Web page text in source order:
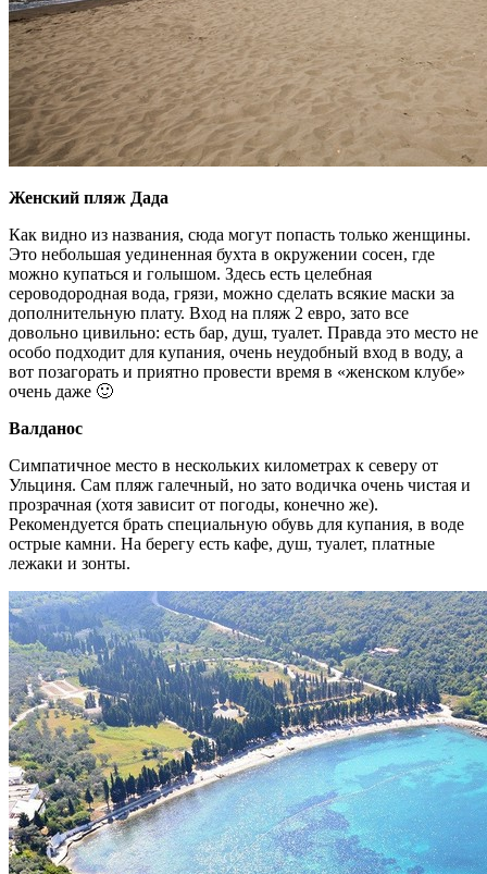
Женский пляж Дада
Как видно из названия, сюда могут попасть только женщины.
Это небольшая уединенная бухта в окружении сосен, где
можно купаться и голышом. Здесь есть целебная
сероводородная вода, грязи, можно сделать всякие маски за
дополнительную плату. Вход на пляж 2 евро, зато все
довольно цивильно: есть бар, душ, туалет. Правда это место не
особо подходит для купания, очень неудобный вход в воду, а
вот позагорать и приятно провести время в «женском клубе»
очень даже 🙂
Валданос
Симпатичное место в нескольких километрах к северу от
Ульциня. Сам пляж галечный, но зато водичка очень чистая и
прозрачная (хотя зависит от погоды, конечно же).
Рекомендуется брать специальную обувь для купания, в воде
острые камни. На берегу есть кафе, душ, туалет, платные
лежаки и зонты.